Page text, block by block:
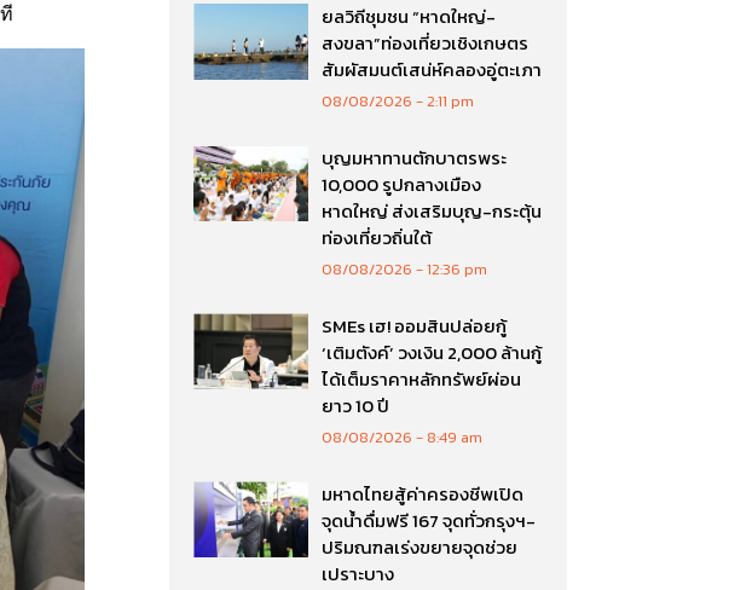
ยลวิถีชุมชน “หาดใหญ่-
สงขลา”ท่องเที่ยวเชิงเกษตร
สัมผัสมนต์เสน่ห์คลองอู่ตะเภา
08/08/2026 2:11 pm
บุญมหาทานตักบาตรพระ
10,000 รูปกลางเมือง
หาดใหญ่ ส่งเสริมบุญ-กระตุ้น
ท่องเที่ยวถิ่นใต้
08/08/2026 12:36 pm
SMEs เฮ! ออมสินปล่อยกู้
‘เติมตังค์’ วงเงิน 2,000 ล้านกู้
ได้เต็มราคาหลักทรัพย์ผ่อน
ยาว 10 ปี
08/08/2026 8:49 am
มหาดไทยสู้ค่าครองชีพเปิด
จุดน้ำดื่มฟรี 167 จุดทั่วกรุงฯ-
ปริมณฑลเร่งขยายจุดช่วย
เปราะบาง